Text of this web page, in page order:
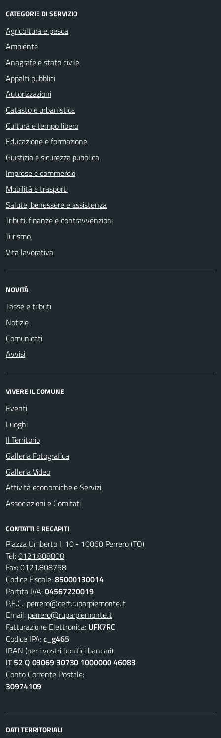
CATEGORIE DI SERVIZIO
Agricoltura e pesca
Ambiente
Anagrafe e stato civile
Appalti pubblici
Autorizzazioni
Catasto e urbanistica
Cultura e tempo libero
Educazione e formazione
Giustizia e sicurezza pubblica
Imprese e commercio
Mobilità e trasporti
Salute, benessere e assistenza
Tributi, finanze e contravvenzioni
Turismo
Vita lavorativa
NOVITÀ
Tasse e tributi
Notizie
Comunicati
Avvisi
VIVERE IL COMUNE
Eventi
Luoghi
Il Territorio
Galleria Fotografica
Galleria Video
Attività economiche e Servizi
Associazioni e Comitati
CONTATTI E RECAPITI
Piazza Umberto I, 10 - 10060 Perrero (TO)
Tel:0121.808808
Fax:0121.808758
Codice Fiscale:85000130014
Partita IVA:04567220019
P.E.C.: perrero@cert.ruparpiemonte.it
Email: perrero@ruparpiemonte.it
Fatturazione Elettronica: UFK7RC
Codice IPA:c_g465
IBAN (per i vostri bonifici bancari):
IT 52 Q 03069 30730 1000000 46083
Conto Corrente Postale:
30974109
DATI TERRITORIALI